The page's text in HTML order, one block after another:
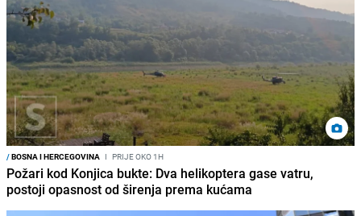
/BOSNA I HERCEGOVINA I PRIJE OKO 1H
Požari kod Konjica bukte: Dva helikoptera gase vatru,
postoji opasnost od širenja prema kućama